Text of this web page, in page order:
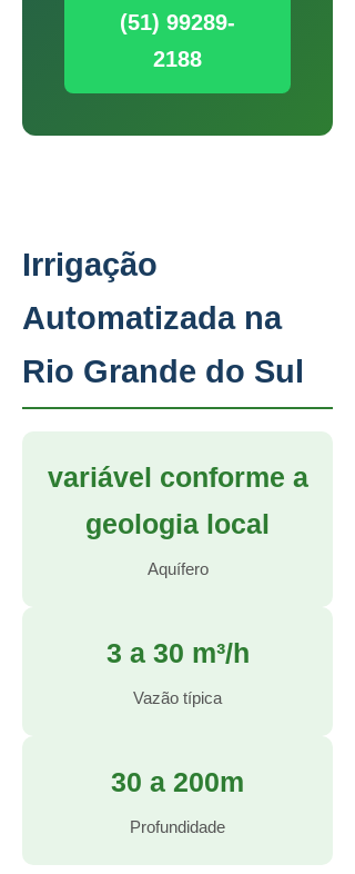
(51) 99289-
2188
Irrigação
Automatizada na
Rio Grande do Sul
variável conforme a
geologia local
Aquífero
3 a 30 m³/h
Vazão típica
30 a 200m
Profundidade